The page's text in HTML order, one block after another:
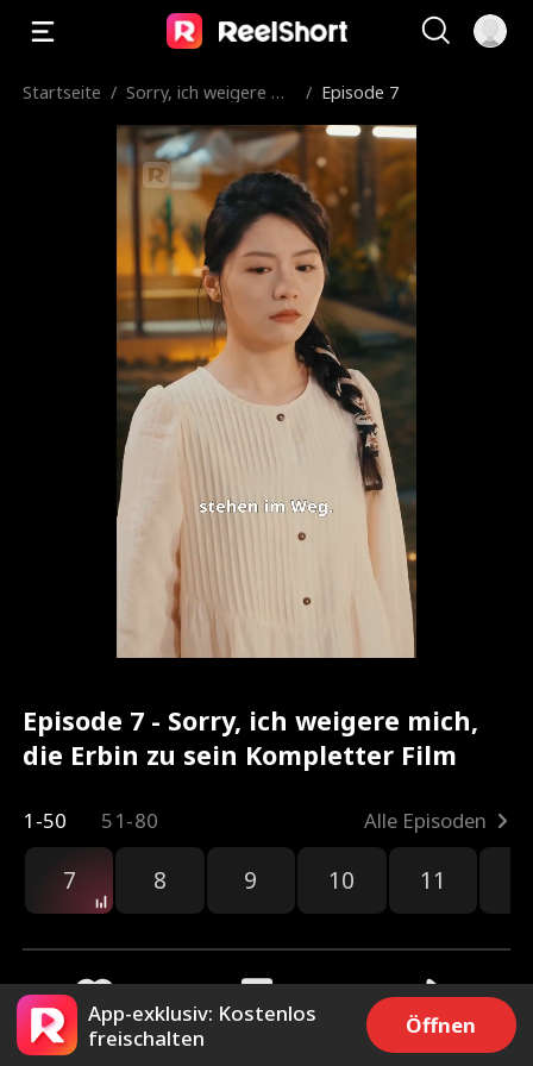
Startseite / Sorry, ich weigere mi
/ Episode 7
Episode 7 - Sorry, ich weigere mich,
die Erbin zu sein Kompletter Film
1-50 51-80 Alle Episoden
7 8 9 10 11
119 Teilen
App-exklusiv: Kostenlos
freischalten
Öffnen